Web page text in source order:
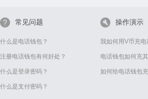
常见问题
什么是电话钱包？
注册电话钱包有何好处？
什么是登录密码？
什么是支付密码？
操作演示
我如何用V币充电
电话钱包如何充
如何给电话钱包